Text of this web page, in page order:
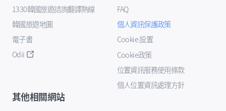
1330韓國旅遊諮詢翻譯熱線
韓國旅遊地圖
電子書
Odii
FAQ
個人資訊保護政策
Cookie 設置
Cookie政策
位置資訊服務使用條款
個人位置資訊處理方針
其他相關網站